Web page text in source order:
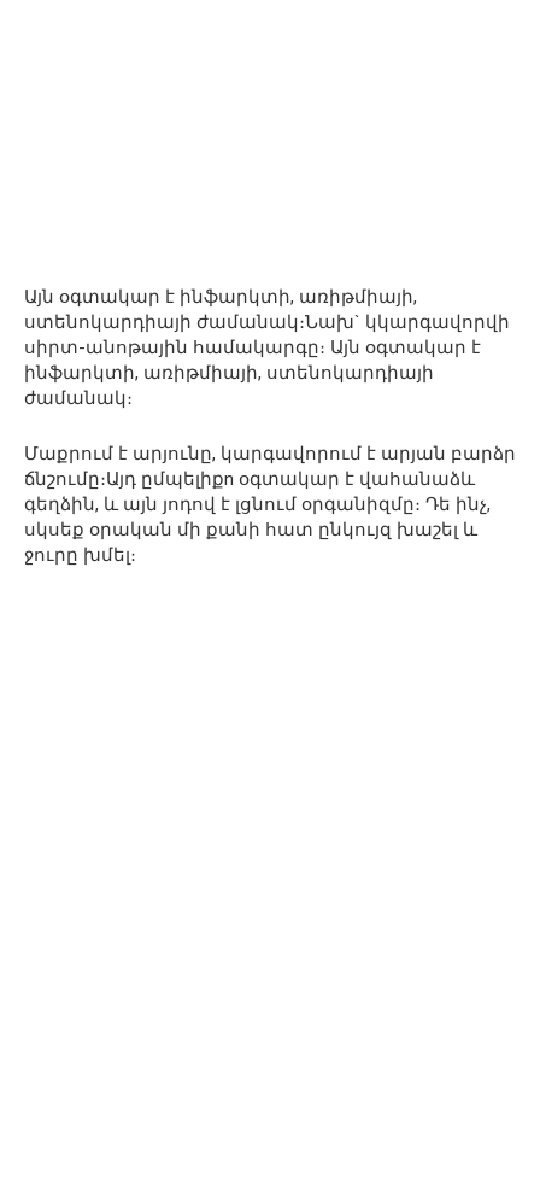
Այն օգտակար է ինֆարկտի, առիթմիայի,
ստենոկարդիայի ժամանակ։Նախ` կկարգավորվի
սիրտ-անոթային համակարգը։ Այն օգտակար է
ինֆարկտի, առիթմիայի, ստենոկարդիայի
ժամանակ։
Մաքրում է արյունը, կարգավորում է արյան բարձր
ճնշումը։Այդ ըմպելիքn օգտակար է վահանաձև
գեղձին, և այն յոդով է լցնում օրգանիզմը։ Դե ինչ,
սկսեք օրական մի քանի հատ ընկույզ խաշել և
ջուրը խմել։